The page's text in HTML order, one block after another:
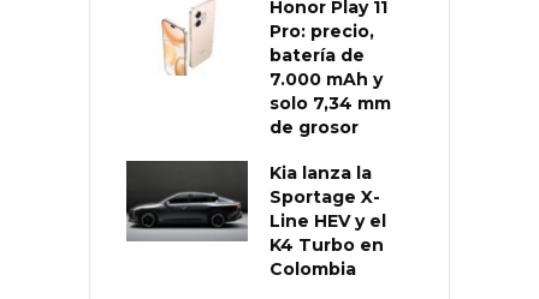
Honor Play 11
Pro: precio,
batería de
7.000 mAh y
solo 7,34 mm
de grosor
Kia lanza la
Sportage X-
Line HEV y el
K4 Turbo en
Colombia